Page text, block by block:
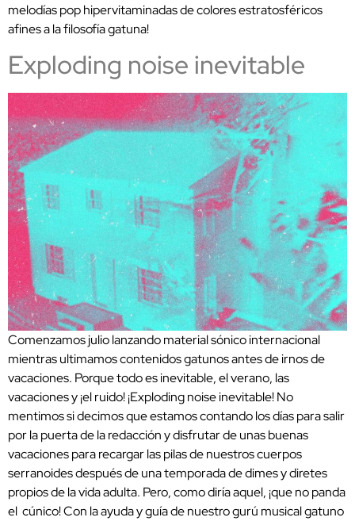
melodías pop hipervitaminadas de colores estratosféricos
afines a la filosofía gatuna!
Exploding noise inevitable
Comenzamos julio lanzando material sónico internacional
mientras ultimamos contenidos gatunos antes de irnos de
vacaciones. Porque todo es inevitable, el verano, las
vacaciones y ¡el ruido! ¡Exploding noise inevitable! No
mentimos si decimos que estamos contando los días para salir
por la puerta de la redacción y disfrutar de unas buenas
vacaciones para recargar las pilas de nuestros cuerpos
serranoides después de una temporada de dimes y diretes
propios de la vida adulta. Pero, como diría aquel, ¡que no panda
el cúnico! Con la ayuda y guía de nuestro gurú musical gatuno